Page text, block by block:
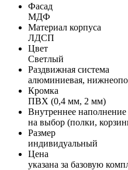
Фасад
МДФ
Материал корпуса
ЛДСП
Цвет
Светлый
Раздвижная система
алюминиевая,
Кромка
ПВХ (0,4 мм, 2 мм)
Внутреннее наполнение
на выбор (полки,
Размер
индивидуальный
Цена
указана за базовую